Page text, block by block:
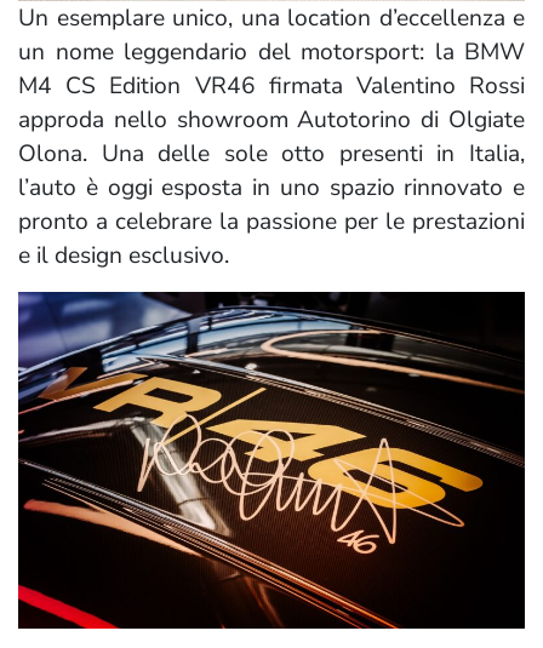
Un esemplare unico, una location d’eccellenza e
un nome leggendario del motorsport: la BMW
M4 CS Edition VR46 firmata Valentino Rossi
approda nello showroom Autotorino di Olgiate
Olona. Una delle sole otto presenti in Italia,
l’auto è oggi esposta in uno spazio rinnovato e
pronto a celebrare la passione per le prestazioni
e il design esclusivo.